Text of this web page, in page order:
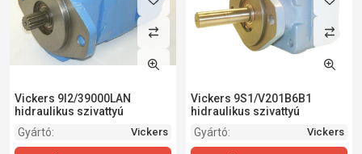
Vickers 9I2/39000LAN
hidraulikus szivattyú
Gyártó:
Vickers
Vickers 9S1/V201B6B1
hidraulikus szivattyú
Gyártó:
Vickers